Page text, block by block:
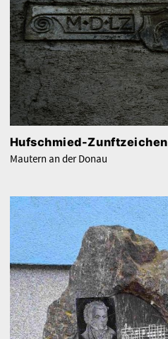
Hufschmied-Zunftzeichen
Mautern an der Donau